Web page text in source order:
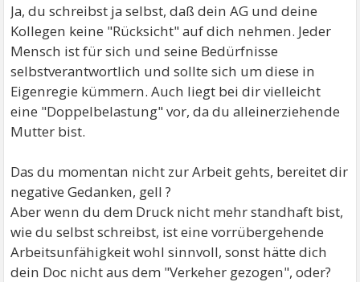
Ja, du schreibst ja selbst, daß dein AG und deine
Kollegen keine "Rücksicht" auf dich nehmen. Jeder
Mensch ist für sich und seine Bedürfnisse
selbstverantwortlich und sollte sich um diese in
Eigenregie kümmern. Auch liegt bei dir vielleicht
eine "Doppelbelastung" vor, da du alleinerziehende
Mutter bist.
Das du momentan nicht zur Arbeit gehts, bereitet dir
negative Gedanken, gell ?
Aber wenn du dem Druck nicht mehr standhaft bist,
wie du selbst schreibst, ist eine vorrübergehende
Arbeitsunfähigkeit wohl sinnvoll, sonst hätte dich
dein Doc nicht aus dem "Verkeher gezogen", oder?